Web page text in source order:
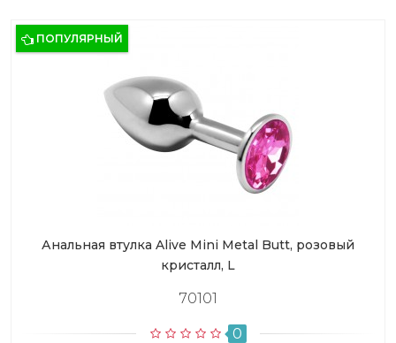
ПОПУЛЯРНЫЙ
Анальная втулка Alive Mini Metal Butt, розовый
кристалл, L
70101
0